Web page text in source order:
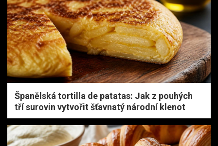
Španělská tortilla de patatas: Jak z pouhých
tří surovin vytvořit šťavnatý národní klenot